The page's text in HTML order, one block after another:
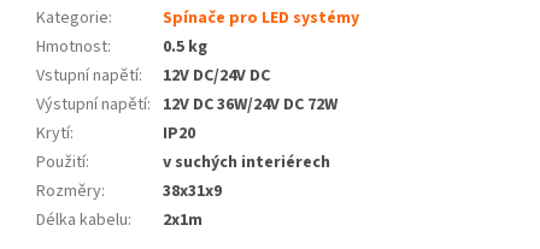
Kategorie:
Spínače pro LED systémy
Hmotnost:
0.5 kg
Vstupní napětí:
12V DC/24V DC
Výstupní napětí: 12V DC 36W/24V DC 72W
Krytí:
IP20
Použití:
v suchých interiérech
Rozměry:
38x31x9
Délka kabelu: 2x1m